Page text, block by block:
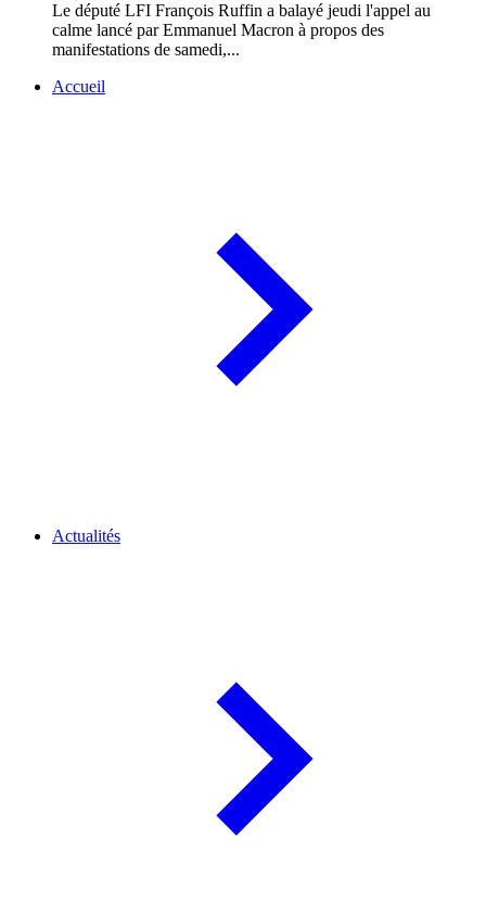
Le député LFI François Ruffin a balayé jeudi l'appel au
calme lancé par Emmanuel Macron à propos des
manifestations de samedi,...
Accueil
Actualités